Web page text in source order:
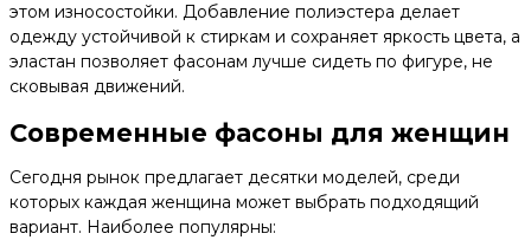
этом износостойки. Добавление полиэстера делает
одежду устойчивой к стиркам и сохраняет яркость цвета, а
эластан позволяет фасонам лучше сидеть по фигуре, не
сковывая движений.
Современные фасоны для женщин
Сегодня рынок предлагает десятки моделей, среди
которых каждая женщина может выбрать подходящий
вариант. Наиболее популярны: